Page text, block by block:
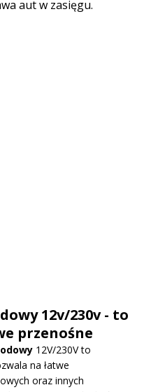
aut w zasięgu.
12v/230v - to
przenośne
12V/230V to
na łatwe
oraz innych